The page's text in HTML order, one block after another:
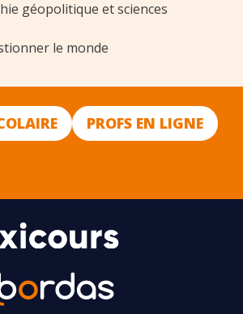
géopolitique et sciences
le monde
PROFS EN LIGNE